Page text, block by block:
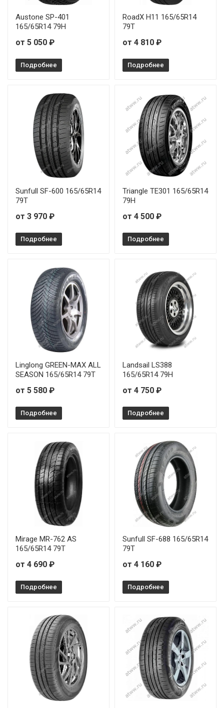
Austone SP-401
165/65R14 79H
от 5 050 ₽
Подробнее
RoadX H11 165/65R14
79T
от 4 810 ₽
Подробнее
Sunfull SF-600 165/65R14
79T
от 3 970 ₽
Подробнее
Triangle TE301 165/65R14
79H
от 4 500 ₽
Подробнее
Linglong GREEN-MAX ALL
SEASON 165/65R14 79T
от 5 580 ₽
Подробнее
Landsail LS388
165/65R14 79H
от 4 750 ₽
Подробнее
Mirage MR-762 AS
165/65R14 79T
от 4 690 ₽
Подробнее
Sunfull SF-688 165/65R14
79T
от 4 160 ₽
Подробнее